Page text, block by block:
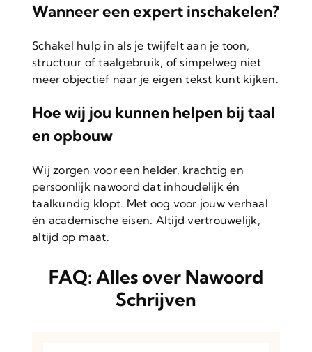
Wanneer een expert inschakelen?
Schakel hulp in als je twijfelt aan je toon,
structuur of taalgebruik, of simpelweg niet
meer objectief naar je eigen tekst kunt kijken.
Hoe wij jou kunnen helpen bij taal
en opbouw
Wij zorgen voor een helder, krachtig en
persoonlijk nawoord dat inhoudelijk én
taalkundig klopt. Met oog voor jouw verhaal
én academische eisen. Altijd vertrouwelijk,
altijd op maat.
FAQ: Alles over Nawoord
Schrijven